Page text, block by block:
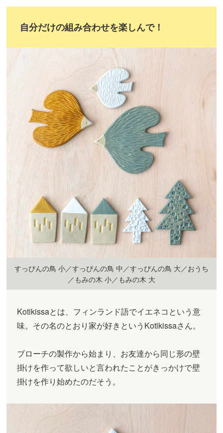
自分だけの組み合わせを楽しんで！
すっぴんの鳥 小／すっぴんの鳥 中／すっぴんの鳥 大／おうち
／もみの木 小／もみの木 大
Kotikissaとは、フィンランド語でイエネコという意
味。その名のとおり家が好きというKotikissaさん。
ブローチの製作から始まり、お友達から同じ形の壁
掛けを作って欲しいと言われたことがきっかけで壁
掛けを作り始めたのだそう。